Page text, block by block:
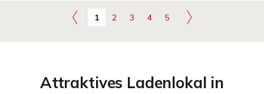
1 2 3 4 5
Attraktives Ladenlokal in